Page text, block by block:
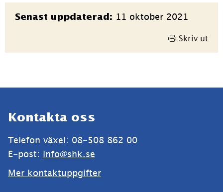
Sidinformation
Senast uppdaterad: 11 oktober 2021
Skriv ut
Kontakta oss
Telefon växel: 08-508 862 00
E-post: info@shk.se
Mer kontaktuppgifter